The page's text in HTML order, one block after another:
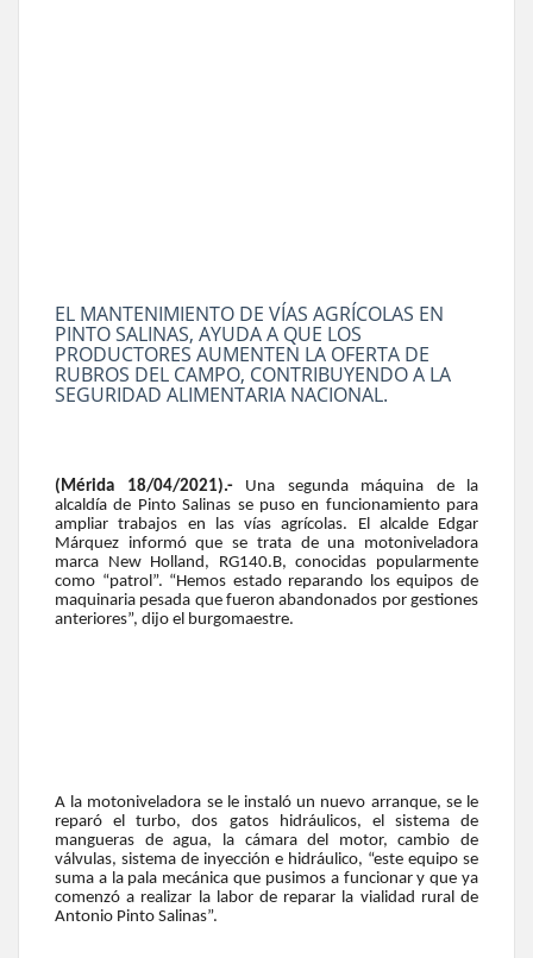
EL MANTENIMIENTO DE VÍAS AGRÍCOLAS EN
PINTO SALINAS, AYUDA A QUE LOS
PRODUCTORES AUMENTEN LA OFERTA DE
RUBROS DEL CAMPO, CONTRIBUYENDO A LA
SEGURIDAD ALIMENTARIA NACIONAL.
(Mérida 18/04/2021).-
Una segunda máquina de la
alcaldía de Pinto Salinas se puso en funcionamiento para
ampliar trabajos en las vías agrícolas. El alcalde Edgar
Márquez informó que se trata de una motoniveladora
marca New Holland, RG140.B, conocidas popularmente
como “patrol”. “Hemos estado reparando los equipos de
maquinaria pesada que fueron abandonados por gestiones
anteriores”, dijo el burgomaestre.
A la motoniveladora se le instaló un nuevo arranque, se le
reparó el turbo, dos gatos hidráulicos, el sistema de
mangueras de agua, la cámara del motor, cambio de
válvulas, sistema de inyección e hidráulico, “este equipo se
suma a la pala mecánica que pusimos a funcionar y que ya
comenzó a realizar la labor de reparar la vialidad rural de
Antonio Pinto Salinas”.